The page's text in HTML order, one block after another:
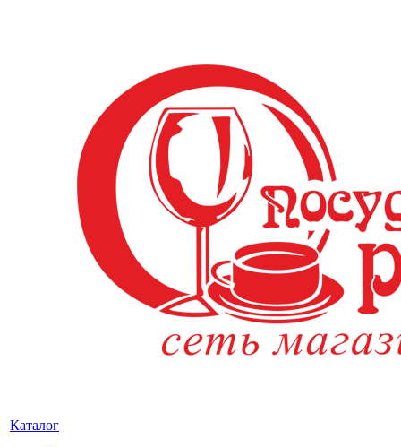
Каталог